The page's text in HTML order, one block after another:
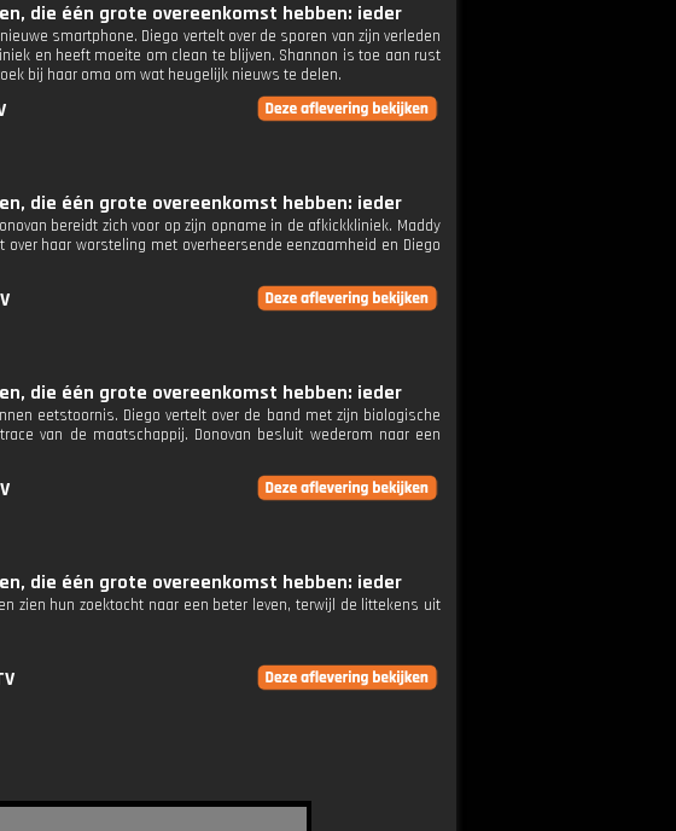
die één grote overeenkomst hebben: ieder
smartphone. Diego vertelt over de sporen van zijn verleden
en heeft moeite om clean te blijven. Shannon is toe aan rust
bij haar oma om wat heugelijk nieuws te delen.
die één grote overeenkomst hebben: ieder
bereidt zich voor op zijn opname in de afkickkliniek. Maddy
haar worsteling met overheersende eenzaamheid en Diego
die één grote overeenkomst hebben: ieder
eetstoornis. Diego vertelt over de band met zijn biologische
van de maatschappij. Donovan besluit wederom naar een
die één grote overeenkomst hebben: ieder
zien hun zoektocht naar een beter leven, terwijl de littekens uit